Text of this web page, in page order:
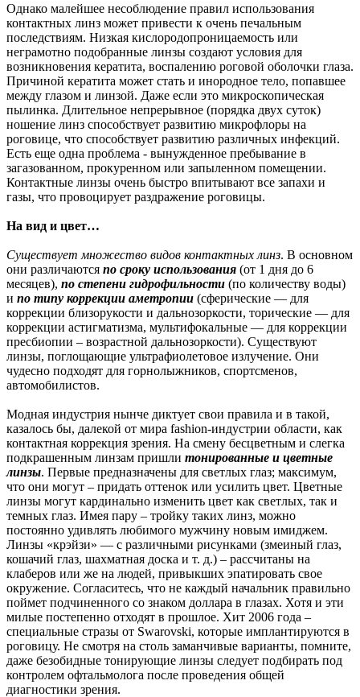
Однако малейшее несоблюдение правил использования
контактных линз может привести к очень печальным
последствиям. Низкая кислородопроницаемость или
неграмотно подобранные линзы создают условия для
возникновения кератита, воспалению роговой оболочки глаза.
Причиной кератита может стать и инородное тело, попавшее
между глазом и линзой. Даже если это микроскопическая
пылинка. Длительное непрерывное (порядка двух суток)
ношение линз способствует развитию микрофлоры на
роговице, что способствует развитию различных инфекций.
Есть еще одна проблема - вынужденное пребывание в
загазованном, прокуренном или запыленном помещении.
Контактные линзы очень быстро впитывают все запахи и
газы, что провоцирует раздражение роговицы.
На вид и цвет…
Существует множество видов контактных линз. В основном
они различаются по сроку использования (от 1 дня до 6
месяцев), по степени гидрофильности (по количеству воды)
и по типу коррекции аметропии (сферические — для
коррекции близорукости и дальнозоркости, торические — для
коррекции астигматизма, мультифокальные — для коррекции
пресбиопии – возрастной дальнозоркости). Существуют
линзы, поглощающие ультрафиолетовое излучение. Они
чудесно подходят для горнолыжников, спортсменов,
автомобилистов.
Модная индустрия нынче диктует свои правила и в такой,
казалось бы, далекой от мира fashion-индустрии области, как
контактная коррекция зрения. На смену бесцветным и слегка
подкрашенным линзам пришли тонированные и цветные
линзы. Первые предназначены для светлых глаз; максимум,
что они могут – придать оттенок или усилить цвет. Цветные
линзы могут кардинально изменить цвет как светлых, так и
темных глаз. Имея пару – тройку таких линз, можно
постоянно удивлять любимого мужчину новым имиджем.
Линзы «крэйзи» — с различными рисунками (змеиный глаз,
кошачий глаз, шахматная доска и т. д.) – рассчитаны на
клаберов или же на людей, привыкших эпатировать свое
окружение. Согласитесь, что не каждый начальник правильно
поймет подчиненного со знаком доллара в глазах. Хотя и эти
милые постепенно отходят в прошлое. Хит 2006 года –
специальные стразы от Swarovski, которые имплантируются в
роговицу. Не смотря на столь заманчивые варианты, помните,
даже безобидные тонирующие линзы следует подбирать под
контролем офтальмолога после проведения общей
диагностики зрения.